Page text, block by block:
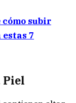
subir
7
Piel